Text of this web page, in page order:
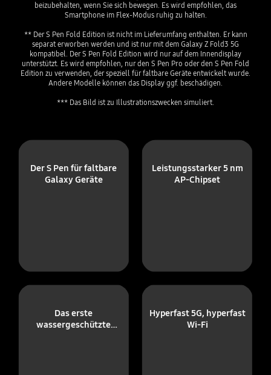
beizubehalten, wenn Sie sich bewegen. Es wird empfohlen, das
Smartphone im Flex-Modus ruhig zu halten.
** Der S Pen Fold Edition ist nicht im Lieferumfang enthalten. Er kann
separat erworben werden und ist nur mit dem Galaxy Z Fold3 5G
kompatibel. Der S Pen Fold Edition wird nur auf dem Innendisplay
unterstützt. Es wird empfohlen, nur den S Pen Pro oder den S Pen Fold
Edition zu verwenden, der speziell für faltbare Geräte entwickelt wurde.
Andere Modelle können das Display ggf. beschädigen.
*** Das Bild ist zu Illustrationszwecken simuliert.
Der S Pen für faltbare
Galaxy Geräte
Leistungsstarker 5 nm
AP-Chipset
Das erste
wassergeschützte
Hyperfast 5G, hyperfast
Wi-Fi